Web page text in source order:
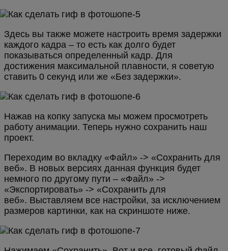
Здесь вы также можете настроить время задержки
каждого кадра – то есть как долго будет
показываться определенный кадр. Для
достижения максимальной плавности, я советую
ставить 0 секунд или же «Без задержки».
Нажав на копку запуска мы можем просмотреть
работу анимации. Теперь нужно сохранить наш
проект.
Переходим во вкладку «Файл» -> «Сохранить для
веб». В новых версиях данная функция будет
немного по другому пути – «Файл» ->
«Экспортировать» -> «Сохранить для
веб». Выставляем все настройки, за исключением
размеров картинки, как на скриншоте ниже.